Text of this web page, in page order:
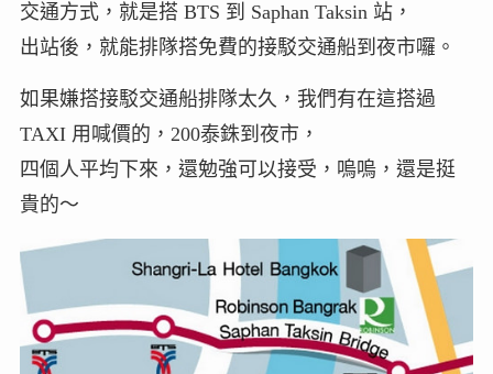
交通方式，就是搭 BTS 到 Saphan Taksin 站，
出站後，就能排隊搭免費的接駁交通船到夜市囉。
如果嫌搭接駁交通船排隊太久，我們有在這搭過
TAXI 用喊價的，200泰銖到夜市，
四個人平均下來，還勉強可以接受，嗚嗚，還是挺
貴的～